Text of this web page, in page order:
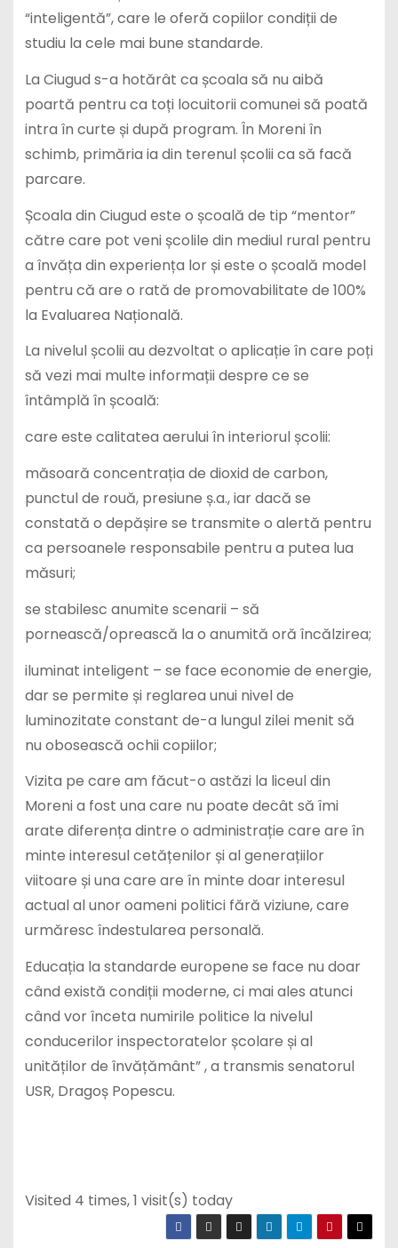
“inteligentă”, care le oferă copiilor condiții de
studiu la cele mai bune standarde.
La Ciugud s-a hotărât ca școala să nu aibă
poartă pentru ca toți locuitorii comunei să poată
intra în curte și după program. În Moreni în
schimb, primăria ia din terenul școlii ca să facă
parcare.
Școala din Ciugud este o școală de tip “mentor”
către care pot veni școlile din mediul rural pentru
a învăța din experiența lor și este o școală model
pentru că are o rată de promovabilitate de 100%
la Evaluarea Națională.
La nivelul școlii au dezvoltat o aplicație în care poți
să vezi mai multe informații despre ce se
întâmplă în școală:
care este calitatea aerului în interiorul școlii:
măsoară concentrația de dioxid de carbon,
punctul de rouă, presiune ș.a., iar dacă se
constată o depășire se transmite o alertă pentru
ca persoanele responsabile pentru a putea lua
măsuri;
se stabilesc anumite scenarii – să
pornească/oprească la o anumită oră încălzirea;
iluminat inteligent – se face economie de energie,
dar se permite și reglarea unui nivel de
luminozitate constant de-a lungul zilei menit să
nu obosească ochii copiilor;
Vizita pe care am făcut-o astăzi la liceul din
Moreni a fost una care nu poate decât să îmi
arate diferența dintre o administrație care are în
minte interesul cetățenilor și al generațiilor
viitoare și una care are în minte doar interesul
actual al unor oameni politici fără viziune, care
urmăresc îndestularea personală.
Educația la standarde europene se face nu doar
când există condiții moderne, ci mai ales atunci
când vor înceta numirile politice la nivelul
conducerilor inspectoratelor școlare și al
unităților de învățământ” , a transmis senatorul
USR, Dragoș Popescu.
Visited 4 times, 1 visit(s) today